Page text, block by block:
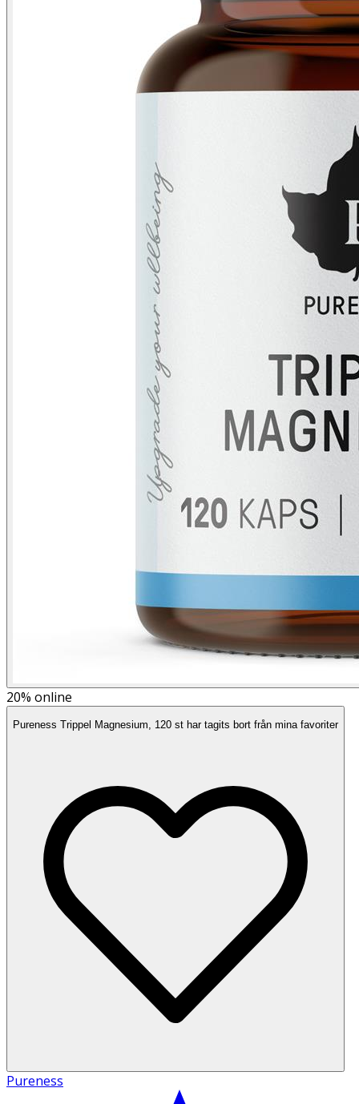
20% online
Pureness Trippel Magnesium, 120 st har tagits bort från mina favoriter
Pureness